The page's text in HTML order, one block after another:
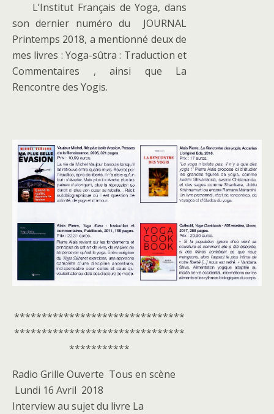
L’Institut Français de Yoga, dans
son dernier numéro du JOURNAL
Printemps 2018, a mentionné deux de
mes livres : Yoga-sûtra : Traduction et
Commentaires , ainsi que La
Rencontre des Yogis.
*******************************
*******************************
***********
Radio Grille Ouverte Tous en scène
Lundi 16 Avril 2018
Interview au sujet du livre La